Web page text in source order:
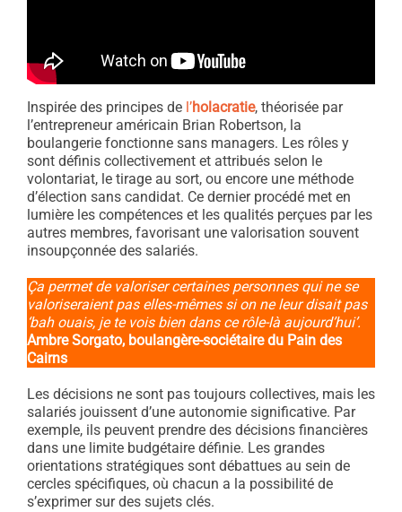
Inspirée des principes de l’holacratie, théorisée par
l’entrepreneur américain Brian Robertson, la
boulangerie fonctionne sans managers. Les rôles y
sont définis collectivement et attribués selon le
volontariat, le tirage au sort, ou encore une méthode
d’élection sans candidat. Ce dernier procédé met en
lumière les compétences et les qualités perçues par les
autres membres, favorisant une valorisation souvent
insoupçonnée des salariés.
Ça permet de valoriser certaines personnes qui ne se
valoriseraient pas elles-mêmes si on ne leur disait pas
‘bah ouais, je te vois bien dans ce rôle-là aujourd’hui’.
Ambre Sorgato, boulangère-sociétaire du Pain des
Cairns
Les décisions ne sont pas toujours collectives, mais les
salariés jouissent d’une autonomie significative. Par
exemple, ils peuvent prendre des décisions financières
dans une limite budgétaire définie. Les grandes
orientations stratégiques sont débattues au sein de
cercles spécifiques, où chacun a la possibilité de
s’exprimer sur des sujets clés.